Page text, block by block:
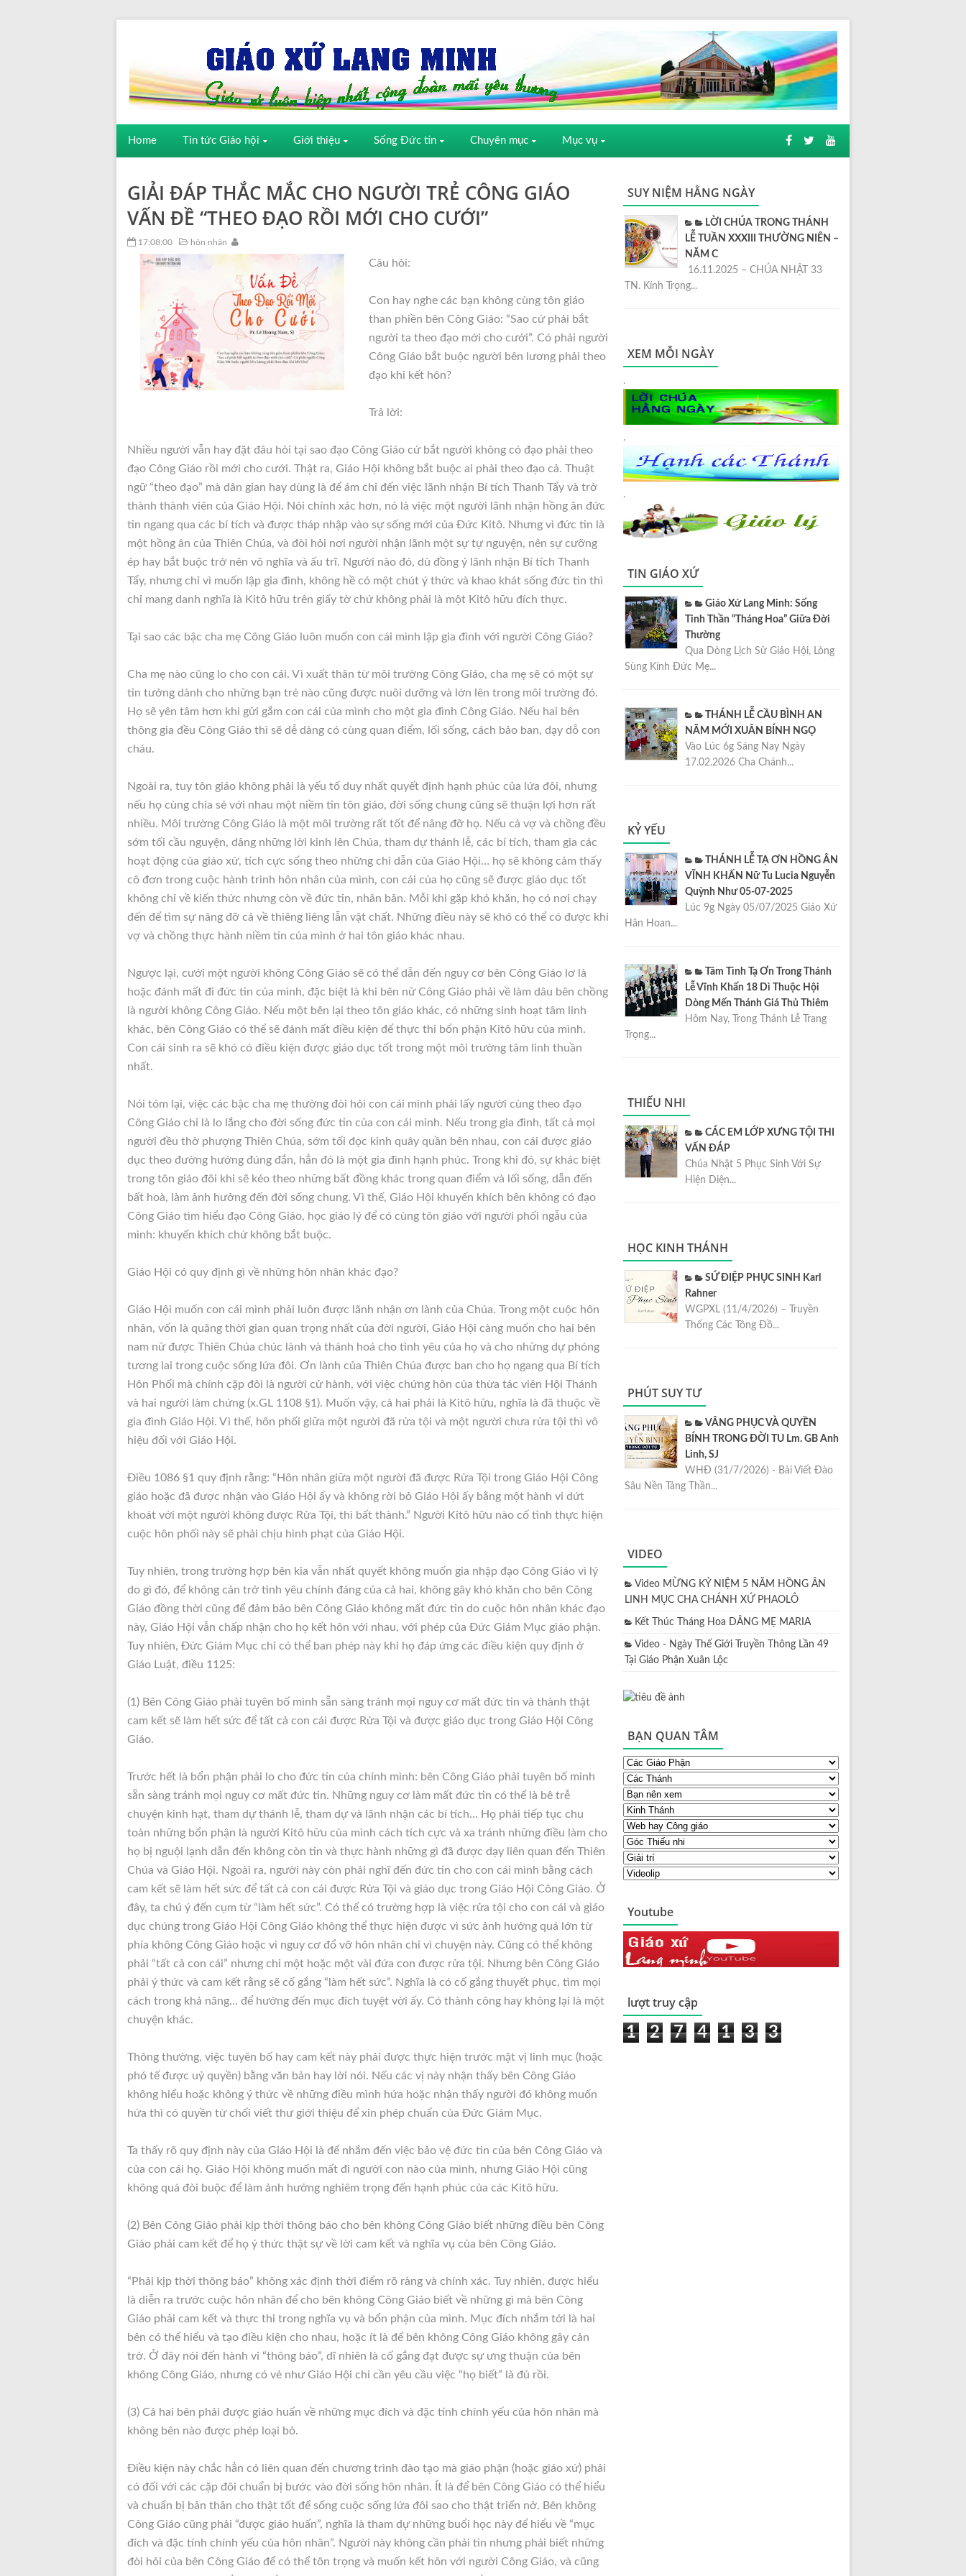
Home Tin tức Giáo hội Giới thiệu Sống Đức tin Chuyên mục Mục vụ
GIẢI ĐÁP THẮC MẮC CHO NGƯỜI TRẺ CÔNG GIÁO
VẤN ĐỀ “THEO ĐẠO RỒI MỚI CHO CƯỚI”
17:08:00 hôn nhân
Câu hỏi:
Con hay nghe các bạn không cùng tôn giáo
than phiền bên Công Giáo: “Sao cứ phải bắt
người ta theo đạo mới cho cưới”. Có phải người
Công Giáo bắt buộc người bên lương phải theo
đạo khi kết hôn?
Trả lời:
Nhiều người vẫn hay đặt đâu hỏi tại sao đạo Công Giáo cứ bắt người không có đạo phải theo
đạo Công Giáo rồi mới cho cưới. Thật ra, Giáo Hội không bắt buộc ai phải theo đạo cả. Thuật
ngữ “theo đạo” mà dân gian hay dùng là để ám chỉ đến việc lãnh nhận Bí tích Thanh Tẩy và trở
thành thành viên của Giáo Hội. Nói chính xác hơn, nó là việc một người lãnh nhận hồng ân đức
tin ngang qua các bí tích và được tháp nhập vào sự sống mới của Đức Kitô. Nhưng vì đức tin là
một hồng ân của Thiên Chúa, và đòi hỏi nơi người nhận lãnh một sự tự nguyện, nên sự cưỡng
ép hay bắt buộc trở nên vô nghĩa và ấu trĩ. Người nào đó, dù đồng ý lãnh nhận Bí tích Thanh
Tẩy, nhưng chỉ vì muốn lập gia đình, không hề có một chút ý thức và khao khát sống đức tin thì
chỉ mang danh nghĩa là Kitô hữu trên giấy tờ chứ không phải là một Kitô hữu đích thực.
Tại sao các bậc cha mẹ Công Giáo luôn muốn con cái mình lập gia đình với người Công Giáo?
Cha mẹ nào cũng lo cho con cái. Vì xuất thân từ môi trường Công Giáo, cha mẹ sẽ có một sự
tin tưởng dành cho những bạn trẻ nào cũng được nuôi dưỡng và lớn lên trong môi trường đó.
Họ sẽ yên tâm hơn khi gửi gắm con cái của mình cho một gia đình Công Giáo. Nếu hai bên
thông gia đều Công Giáo thì sẽ dễ dàng có cùng quan điểm, lối sống, cách bảo ban, dạy dỗ con
cháu.
Ngoài ra, tuy tôn giáo không phải là yếu tố duy nhất quyết định hạnh phúc của lứa đôi, nhưng
nếu họ cùng chia sẻ với nhau một niềm tin tôn giáo, đời sống chung cũng sẽ thuận lợi hơn rất
nhiều. Môi trường Công Giáo là một môi trường rất tốt để nâng đỡ họ. Nếu cả vợ và chồng đều
sớm tối cầu nguyện, dâng những lời kinh lên Chúa, tham dự thánh lễ, các bí tích, tham gia các
hoạt động của giáo xứ, tích cực sống theo những chỉ dẫn của Giáo Hội… họ sẽ không cảm thấy
cô đơn trong cuộc hành trình hôn nhân của mình, con cái của họ cũng sẽ được giáo dục tốt
không chỉ về kiến thức nhưng còn về đức tin, nhân bản. Mỗi khi gặp khó khăn, họ có nơi chạy
đến để tìm sự nâng đỡ cả về thiêng liêng lẫn vật chất. Những điều này sẽ khó có thể có được khi
vợ và chồng thực hành niềm tin của mình ở hai tôn giáo khác nhau.
Ngược lại, cưới một người không Công Giáo sẽ có thể dẫn đến nguy cơ bên Công Giáo lơ là
hoặc đánh mất đi đức tin của mình, đặc biệt là khi bên nữ Công Giáo phải về làm dâu bên chồng
là người không Công Giáo. Nếu một bên lại theo tôn giáo khác, có những sinh hoạt tâm linh
khác, bên Công Giáo có thể sẽ đánh mất điều kiện để thực thi bổn phận Kitô hữu của mình.
Con cái sinh ra sẽ khó có điều kiện được giáo dục tốt trong một môi trường tâm linh thuần
nhất.
Nói tóm lại, việc các bậc cha mẹ thường đòi hỏi con cái mình phải lấy người cùng theo đạo
Công Giáo chỉ là lo lắng cho đời sống đức tin của con cái mình. Nếu trong gia đình, tất cả mọi
người đều thờ phượng Thiên Chúa, sớm tối đọc kinh quây quần bên nhau, con cái được giáo
dục theo đường hướng đúng đắn, hẳn đó là một gia đình hạnh phúc. Trong khi đó, sự khác biệt
trong tôn giáo đôi khi sẽ kéo theo những bất đồng khác trong quan điểm và lối sống, dẫn đến
bất hoà, làm ảnh hưởng đến đời sống chung. Vì thế, Giáo Hội khuyến khích bên không có đạo
Công Giáo tìm hiểu đạo Công Giáo, học giáo lý để có cùng tôn giáo với người phối ngẫu của
mình: khuyến khích chứ không bắt buộc.
Giáo Hội có quy định gì về những hôn nhân khác đạo?
Giáo Hội muốn con cái mình phải luôn được lãnh nhận ơn lành của Chúa. Trong một cuộc hôn
nhân, vốn là quãng thời gian quan trọng nhất của đời người, Giáo Hội càng muốn cho hai bên
nam nữ được Thiên Chúa chúc lành và thánh hoá cho tình yêu của họ và cho những dự phóng
tương lai trong cuộc sống lứa đôi. Ơn lành của Thiên Chúa được ban cho họ ngang qua Bí tích
Hôn Phối mà chính cặp đôi là người cử hành, với việc chứng hôn của thừa tác viên Hội Thánh
và hai người làm chứng (x.GL 1108 §1). Muốn vậy, cả hai phải là Kitô hữu, nghĩa là đã thuộc về
gia đình Giáo Hội. Vì thế, hôn phối giữa một người đã rửa tội và một người chưa rửa tội thì vô
hiệu đối với Giáo Hội.
Điều 1086 §1 quy định rằng: “Hôn nhân giữa một người đã được Rửa Tội trong Giáo Hội Công
giáo hoặc đã được nhận vào Giáo Hội ấy và không rời bỏ Giáo Hội ấy bằng một hành vi dứt
khoát với một người không được Rửa Tội, thì bất thành.” Người Kitô hữu nào cố tình thực hiện
cuộc hôn phối này sẽ phải chịu hình phạt của Giáo Hội.
Tuy nhiên, trong trường hợp bên kia vẫn nhất quyết không muốn gia nhập đạo Công Giáo vì lý
do gì đó, để không cản trở tình yêu chính đáng của cả hai, không gây khó khăn cho bên Công
Giáo đồng thời cũng để đảm bảo bên Công Giáo không mất đức tin do cuộc hôn nhân khác đạo
này, Giáo Hội vẫn chấp nhận cho họ kết hôn với nhau, với phép của Đức Giám Mục giáo phận.
Tuy nhiên, Đức Giám Mục chỉ có thể ban phép này khi họ đáp ứng các điều kiện quy định ở
Giáo Luật, điều 1125:
(1) Bên Công Giáo phải tuyên bố mình sẵn sàng tránh mọi nguy cơ mất đức tin và thành thật
cam kết sẽ làm hết sức để tất cả con cái được Rửa Tội và được giáo dục trong Giáo Hội Công
Giáo.
Trước hết là bổn phận phải lo cho đức tin của chính mình: bên Công Giáo phải tuyên bố mình
sẵn sàng tránh mọi nguy cơ mất đức tin. Những nguy cơ làm mất đức tin có thể là bê trễ
chuyện kinh hạt, tham dự thánh lễ, tham dự và lãnh nhận các bí tích… Họ phải tiếp tục chu
toàn những bổn phận là người Kitô hữu của mình cách tích cực và xa tránh những điều làm cho
họ bị nguội lạnh dẫn đến không còn tin và thực hành những gì đã được dạy liên quan đến Thiên
Chúa và Giáo Hội. Ngoài ra, người này còn phải nghĩ đến đức tin cho con cái mình bằng cách
cam kết sẽ làm hết sức để tất cả con cái được Rửa Tội và giáo dục trong Giáo Hội Công Giáo. Ở
đây, ta chú ý đến cụm từ “làm hết sức”. Có thể có trường hợp là việc rửa tội cho con cái và giáo
dục chúng trong Giáo Hội Công Giáo không thể thực hiện được vì sức ảnh hưởng quá lớn từ
phía không Công Giáo hoặc vì nguy cơ đổ vỡ hôn nhân chỉ vì chuyện này. Cũng có thể không
phải “tất cả con cái” nhưng chỉ một hoặc một vài đứa con được rửa tội. Nhưng bên Công Giáo
phải ý thức và cam kết rằng sẽ cố gắng “làm hết sức”. Nghĩa là có cố gắng thuyết phục, tìm mọi
cách trong khả năng… để hướng đến mục đích tuyệt vời ấy. Có thành công hay không lại là một
chuyện khác.
Thông thường, việc tuyên bố hay cam kết này phải được thực hiện trước mặt vị linh mục (hoặc
phó tế được uỷ quyền) bằng văn bản hay lời nói. Nếu các vị này nhận thấy bên Công Giáo
không hiểu hoặc không ý thức về những điều mình hứa hoặc nhận thấy người đó không muốn
hứa thì có quyền từ chối viết thư giới thiệu để xin phép chuẩn của Đức Giám Mục.
Ta thấy rõ quy định này của Giáo Hội là để nhắm đến việc bảo vệ đức tin của bên Công Giáo và
của con cái họ. Giáo Hội không muốn mất đi người con nào của mình, nhưng Giáo Hội cũng
không quá đòi buộc để làm ảnh hưởng nghiêm trọng đến hạnh phúc của các Kitô hữu.
(2) Bên Công Giáo phải kịp thời thông báo cho bên không Công Giáo biết những điều bên Công
Giáo phải cam kết để họ ý thức thật sự về lời cam kết và nghĩa vụ của bên Công Giáo.
“Phải kịp thời thông báo” không xác định thời điểm rõ ràng và chính xác. Tuy nhiên, được hiểu
là diễn ra trước cuộc hôn nhân để cho bên không Công Giáo biết về những gì mà bên Công
Giáo phải cam kết và thực thi trong nghĩa vụ và bổn phận của mình. Mục đích nhắm tới là hai
bên có thể hiểu và tạo điều kiện cho nhau, hoặc ít là để bên không Công Giáo không gây cản
trở. Ở đây nói đến hành vi “thông báo”, dĩ nhiên là cố gắng đạt được sự ưng thuận của bên
không Công Giáo, nhưng có vẻ như Giáo Hội chỉ cần yêu cầu việc “họ biết” là đủ rồi.
(3) Cả hai bên phải được giáo huấn về những mục đích và đặc tính chính yếu của hôn nhân mà
không bên nào được phép loại bỏ.
Điều kiện này chắc hẳn có liên quan đến chương trình đào tạo mà giáo phận (hoặc giáo xứ) phải
có đối với các cặp đôi chuẩn bị bước vào đời sống hôn nhân. Ít là để bên Công Giáo có thể hiểu
và chuẩn bị bản thân cho thật tốt để sống cuộc sống lứa đôi sao cho thật triển nở. Bên không
Công Giáo cũng phải “được giáo huấn”, nghĩa là tham dự những buổi học này để hiểu về “mục
đích và đặc tính chính yếu của hôn nhân”. Người này không cần phải tin nhưng phải biết những
đòi hỏi của bên Công Giáo để có thể tôn trọng và muốn kết hôn với người Công Giáo, và cũng
SUY NIỆM HẰNG NGÀY
LỜI CHÚA TRONG THÁNH
LỄ TUẦN XXXIII THƯỜNG NIÊN –
NĂM C
16.11.2025 – CHÚA NHẬT 33
TN. Kính Trọng...
XEM MỖI NGÀY
.
.
.
TIN GIÁO XỨ
Giáo Xứ Lang Minh: Sống
Tinh Thần “Tháng Hoa” Giữa Đời
Thường
Qua Dòng Lịch Sử Giáo Hội, Lòng
Sùng Kính Đức Mẹ...
THÁNH LỄ CẦU BÌNH AN
NĂM MỚI XUÂN BÍNH NGỌ
Vào Lúc 6g Sáng Nay Ngày
17.02.2026 Cha Chánh...
KỶ YẾU
THÁNH LỄ TẠ ƠN HỒNG ÂN
VĨNH KHẤN Nữ Tu Lucia Nguyễn
Quỳnh Như 05-07-2025
Lúc 9g Ngày 05/07/2025 Giáo Xứ
Hân Hoan...
Tâm Tình Tạ Ơn Trong Thánh
Lễ Vĩnh Khấn 18 Dì Thuộc Hội
Dòng Mến Thánh Giá Thủ Thiêm
Hôm Nay, Trong Thánh Lễ Trang
Trọng...
THIẾU NHI
CÁC EM LỚP XƯNG TỘI THI
VẤN ĐÁP
Chúa Nhật 5 Phục Sinh Với Sự
Hiện Diện...
HỌC KINH THÁNH
SỨ ĐIỆP PHỤC SINH Karl
Rahner
WGPXL (11/4/2026) – Truyền
Thống Các Tông Đồ...
PHÚT SUY TƯ
VÂNG PHỤC VÀ QUYỀN
BÍNH TRONG ĐỜI TU Lm. GB Anh
Linh, SJ
WHĐ (31/7/2026) - Bài Viết Đào
Sâu Nền Tảng Thần...
VIDEO
Video MỪNG KỶ NIỆM 5 NĂM HỒNG ÂN
LINH MỤC CHA CHÁNH XỨ PHAOLÔ
Kết Thúc Tháng Hoa DÂNG MẸ MARIA
Video - Ngày Thế Giới Truyền Thông Lần 49
Tại Giáo Phận Xuân Lộc
BẠN QUAN TÂM
Youtube
lượt truy cập
1 2 7 4 1 3 3